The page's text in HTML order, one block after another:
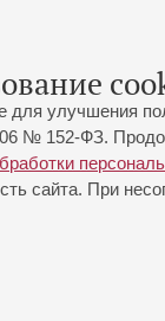
улучшения
№ 152-ФЗ.
сайта. При